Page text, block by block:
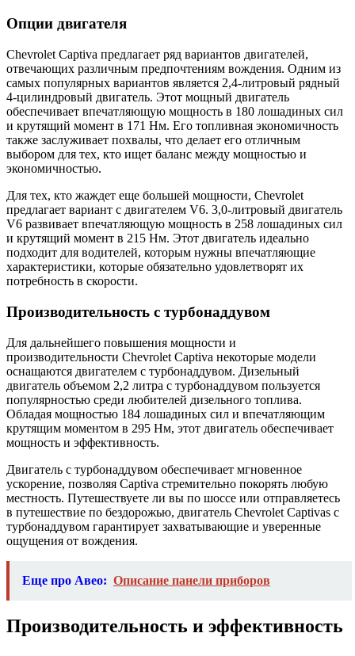
Опции двигателя
Chevrolet Captiva предлагает ряд вариантов двигателей,
отвечающих различным предпочтениям вождения. Одним из
самых популярных вариантов является 2,4-литровый рядный
4-цилиндровый двигатель. Этот мощный двигатель
обеспечивает впечатляющую мощность в 180 лошадиных сил
и крутящий момент в 171 Нм. Его топливная экономичность
также заслуживает похвалы, что делает его отличным
выбором для тех, кто ищет баланс между мощностью и
экономичностью.
Для тех, кто жаждет еще большей мощности, Chevrolet
предлагает вариант с двигателем V6. 3,0-литровый двигатель
V6 развивает впечатляющую мощность в 258 лошадиных сил
и крутящий момент в 215 Нм. Этот двигатель идеально
подходит для водителей, которым нужны впечатляющие
характеристики, которые обязательно удовлетворят их
потребность в скорости.
Производительность с турбонаддувом
Для дальнейшего повышения мощности и
производительности Chevrolet Captiva некоторые модели
оснащаются двигателем с турбонаддувом. Дизельный
двигатель объемом 2,2 литра с турбонаддувом пользуется
популярностью среди любителей дизельного топлива.
Обладая мощностью 184 лошадиных сил и впечатляющим
крутящим моментом в 295 Нм, этот двигатель обеспечивает
мощность и эффективность.
Двигатель с турбонаддувом обеспечивает мгновенное
ускорение, позволяя Captiva стремительно покорять любую
местность. Путешествуете ли вы по шоссе или отправляетесь
в путешествие по бездорожью, двигатель Chevrolet Captivas с
турбонаддувом гарантирует захватывающие и уверенные
ощущения от вождения.
Еще про Авео: Описание панели приборов
Производительность и эффективность